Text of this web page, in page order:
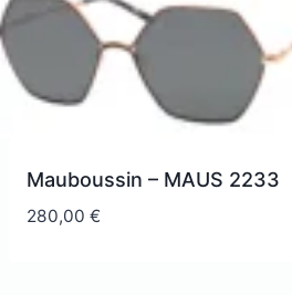
Mauboussin – MAUS 2233
280,00 €